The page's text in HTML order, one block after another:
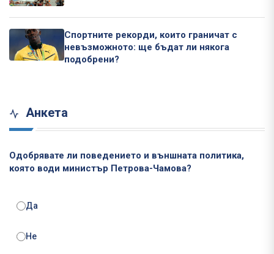
Спортните рекорди, които граничат с
невъзможното: ще бъдат ли някога
подобрени?
Анкета
Одобрявате ли поведението и външната политика,
която води министър Петрова-Чамова?
Да
Не